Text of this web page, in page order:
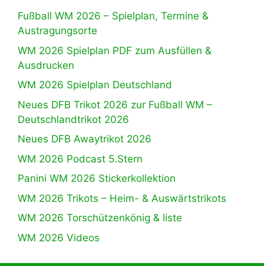
Fußball WM 2026 – Spielplan, Termine &
Austragungsorte
WM 2026 Spielplan PDF zum Ausfüllen &
Ausdrucken
WM 2026 Spielplan Deutschland
Neues DFB Trikot 2026 zur Fußball WM –
Deutschlandtrikot 2026
Neues DFB Awaytrikot 2026
WM 2026 Podcast 5.Stern
Panini WM 2026 Stickerkollektion
WM 2026 Trikots – Heim- & Auswärtstrikots
WM 2026 Torschützenkönig & liste
WM 2026 Videos